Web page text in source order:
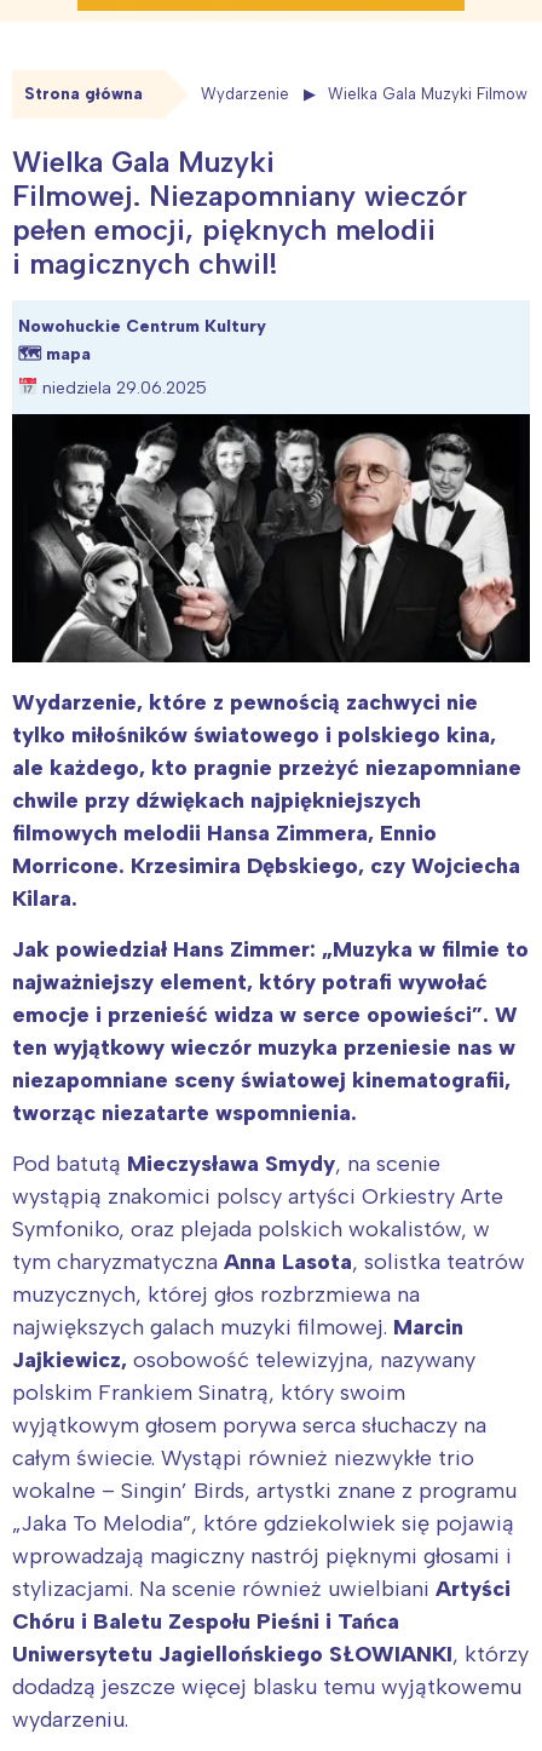
Strona główna Wydarzenie Wielka Gala Muzyki
Wielka Gala Muzyki
Filmowej. Niezapomniany wieczór
pełen emocji, pięknych melodii
i magicznych chwil!
Nowohuckie Centrum Kultury
🗺 mapa
niedziela 29.06.2025
Wydarzenie, które z pewnością zachwyci nie
tylko miłośników światowego i polskiego kina,
ale każdego, kto pragnie przeżyć niezapomniane
chwile przy dźwiękach najpiękniejszych
filmowych melodii Hansa Zimmera, Ennio
Morricone. Krzesimira Dębskiego, czy Wojciecha
Kilara.
Jak powiedział Hans Zimmer: „Muzyka w filmie to
najważniejszy element, który potrafi wywołać
emocje i przenieść widza w serce opowieści”. W
ten wyjątkowy wieczór muzyka przeniesie nas w
niezapomniane sceny światowej kinematografii,
tworząc niezatarte wspomnienia.
Pod batutą Mieczysława Smydy, na scenie
wystąpią znakomici polscy artyści Orkiestry Arte
Symfoniko, oraz plejada polskich wokalistów, w
tym charyzmatyczna Anna Lasota, solistka teatrów
muzycznych, której głos rozbrzmiewa na
największych galach muzyki filmowej. Marcin
Jajkiewicz, osobowość telewizyjna, nazywany
polskim Frankiem Sinatrą, który swoim
wyjątkowym głosem porywa serca słuchaczy na
całym świecie. Wystąpi również niezwykłe trio
wokalne – Singin’ Birds, artystki znane z programu
„Jaka To Melodia”, które gdziekolwiek się pojawią
wprowadzają magiczny nastrój pięknymi głosami i
stylizacjami. Na scenie również uwielbiani Artyści
Chóru i Baletu Zespołu Pieśni i Tańca
Uniwersytetu Jagiellońskiego SŁOWIANKI, którzy
dodadzą jeszcze więcej blasku temu wyjątkowemu
wydarzeniu.